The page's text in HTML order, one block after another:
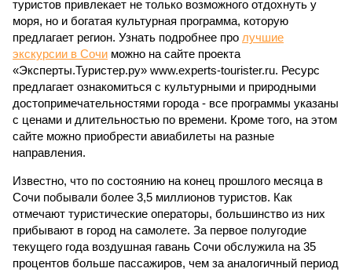
туристов привлекает не только возможного отдохнуть у
моря, но и богатая культурная программа, которую
предлагает регион. Узнать подробнее про лучшие
экскурсии в Сочи можно на сайте проекта
«Эксперты.Туристер.ру» www.experts-tourister.ru. Ресурс
предлагает ознакомиться с культурными и природными
достопримечательностями города - все программы указаны
с ценами и длительностью по времени. Кроме того, на этом
сайте можно приобрести авиабилеты на разные
направления.
Известно, что по состоянию на конец прошлого месяца в
Сочи побывали более 3,5 миллионов туристов. Как
отмечают туристические операторы, большинство из них
прибывают в город на самолете. За первое полугодие
текущего года воздушная гавань Сочи обслужила на 35
процентов больше пассажиров, чем за аналогичный период